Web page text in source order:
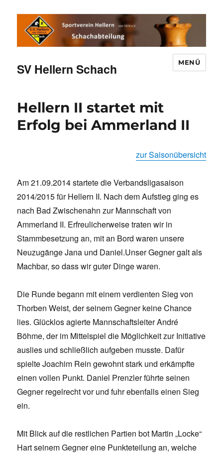
SV Hellern Schach MENÜ
Hellern II startet mit
Erfolg bei Ammerland II
zur Saisonübersicht
Am 21.09.2014 startete die Verbandsligasaison
2014/2015 für Hellern II. Nach dem Aufstieg ging es
nach Bad Zwischenahn zur Mannschaft von
Ammerland II. Erfreulicherweise traten wir in
Stammbesetzung an, mit an Bord waren unsere
Neuzugänge Jana und Daniel.Unser Gegner galt als
Machbar, so dass wir guter Dinge waren.
Die Runde begann mit einem verdienten Sieg von
Thorben Weist, der seinem Gegner keine Chance
lies. Glücklos agierte Mannschaftsleiter André
Böhme, der im Mittelspiel die Möglichkeit zur Initiative
auslies und schließlich aufgeben musste. Dafür
spielte Joachim Rein gewohnt stark und erkämpfte
einen vollen Punkt. Daniel Prenzler führte seinen
Gegner regelrecht vor und fuhr ebenfalls einen Sieg
ein.
Mit Blick auf die restlichen Partien bot Martin „Locke“
Hart seinem Gegner eine Punkteteilung an, welche